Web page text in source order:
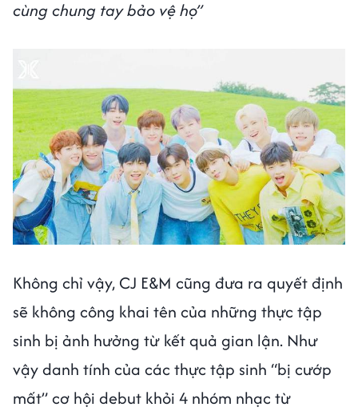
cùng chung tay bảo vệ họ”
Không chỉ vậy, CJ E&M cũng đưa ra quyết định
sẽ không công khai tên của những thực tập
sinh bị ảnh hưởng từ kết quả gian lận. Như
vậy danh tính của các thực tập sinh “bị cướp
mất” cơ hội debut khỏi 4 nhóm nhạc từ